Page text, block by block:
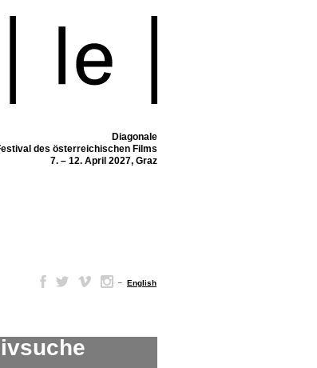
Diagonale
des österreichischen Films
7. – 12. April 2027, Graz
– English